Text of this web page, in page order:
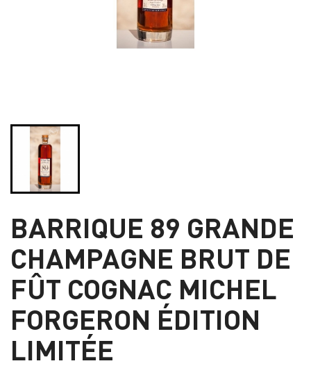
BARRIQUE 89 GRANDE
CHAMPAGNE BRUT DE
FÛT COGNAC MICHEL
FORGERON ÉDITION
LIMITÉE